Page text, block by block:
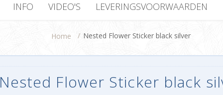
INFO VIDEO'S LEVERINGSVOORWAARDEN
Home / Nested Flower Sticker black silver
Nested Flower Sticker black